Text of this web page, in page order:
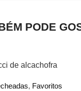
PODE
de alcachofra
, Favoritos